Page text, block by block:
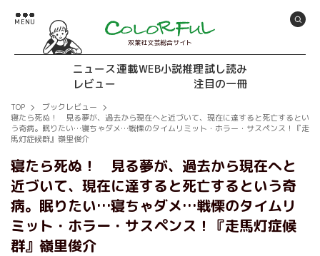
双葉社文芸総合サイト
ニュース連載WEB小説推理試し読み
レビュー
注目の一冊
TOP
ブックレビュー
寝たら死ぬ！ 見る夢が、過去から現在へと近づいて、現在に達すると死亡するとい
う奇病。眠りたい…寝ちゃダメ…戦慄のタイムリミット・ホラー・サスペンス！『走
馬灯症候群』嶺里俊介
寝たら死ぬ！ 見る夢が、過去から現在へと
近づいて、現在に達すると死亡するという奇
病。眠りたい…寝ちゃダメ…戦慄のタイムリ
ミット・ホラー・サスペンス！『走馬灯症候
群』嶺里俊介